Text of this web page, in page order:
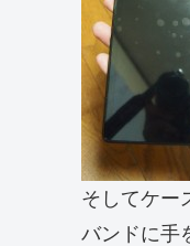
そしてケー
バンドに手